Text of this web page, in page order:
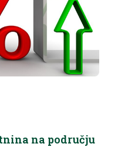
na području